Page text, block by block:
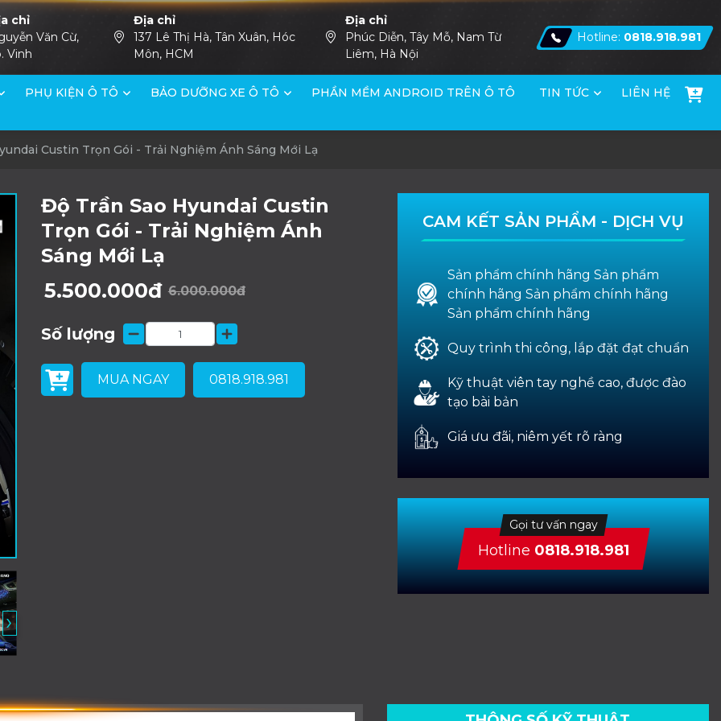
chỉ
Văn Cừ,
Vinh
Địa chỉ
137 Lê Thị Hà, Tân Xuân, Hóc
Môn, HCM
Địa chỉ
Phúc Diễn, Tây Mỗ, Nam Từ
Liêm, Hà Nội
Hotline: 0818.918.981
PHỤ KIỆN Ô TÔ BẢO DƯỠNG XE Ô TÔ PHẦN MỀM ANDROID TRÊN Ô TÔ TIN TỨC LIÊN HỆ
Custin Trọn Gói - Trải Nghiệm Ánh Sáng Mới Lạ
›
Độ Trần Sao Hyundai Custin
Trọn Gói - Trải Nghiệm Ánh
Sáng Mới Lạ
5.500.000đ 6.000.000đ
Số lượng
MUA NGAY 0818.918.981
CAM KẾT SẢN PHẨM - DỊCH VỤ
Sản phẩm chính hãng Sản phẩm
chính hãng Sản phẩm chính hãng
Sản phẩm chính hãng
Quy trình thi công, lắp đặt đạt chuẩn
Kỹ thuật viên tay nghề cao, được đào
tạo bài bản
Giá ưu đãi, niêm yết rõ ràng
Gọi tư vấn ngay
Hotline 0818.918.981